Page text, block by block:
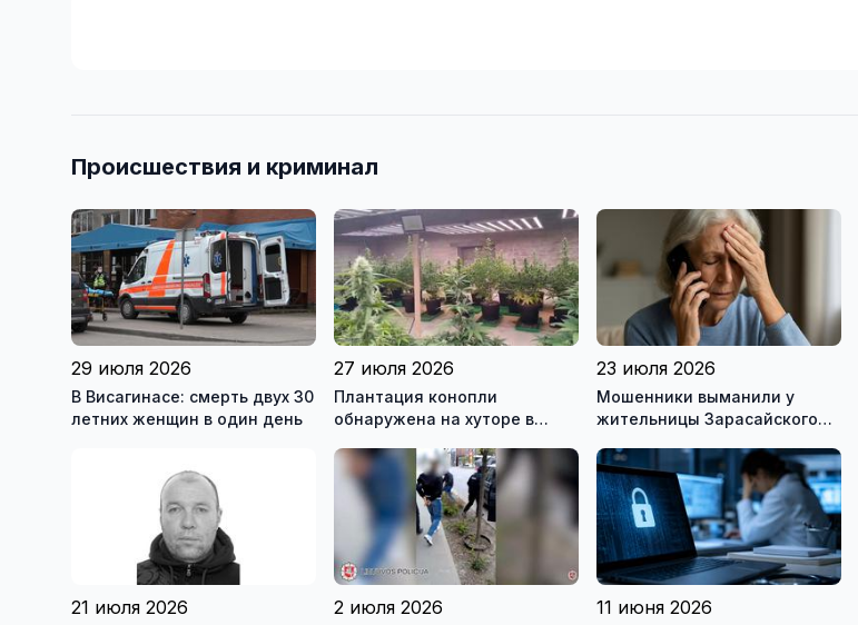
Происшествия и криминал
29 июля 2026
В Висагинасе: смерть двух 30
летних женщин в один день
27 июля 2026
Плантация конопли
обнаружена на хуторе в
23 июля 2026
Мошенники выманили у
жительницы Зарасайского
21 июля 2026 2 июля 2026 11 июня 2026